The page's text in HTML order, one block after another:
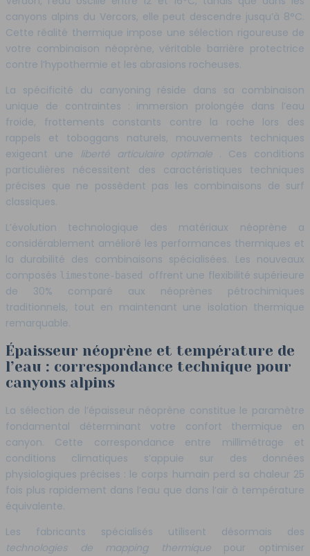
canyons alpins du Vercors, elle peut descendre jusqu’à 8°C.
Cette réalité thermique impose une sélection rigoureuse de
votre combinaison néoprène, véritable barrière protectrice
contre l’hypothermie et les abrasions rocheuses.
La spécificité du canyoning réside dans sa combinaison
unique de contraintes : immersion prolongée dans l’eau
froide, frottements constants contre la roche lors des
rappels et toboggans naturels, mouvements techniques
exigeant une liberté articulaire optimale . Ces conditions
particulières nécessitent des caractéristiques techniques
précises que ne possèdent pas les combinaisons de surf
classiques.
L’évolution technologique des matériaux néoprène a
considérablement amélioré les performances thermiques et
la durabilité des combinaisons spécialisées. Les nouveaux
composés limestone-based offrent une flexibilité supérieure
de 30% comparé aux néoprènes pétrochimiques
traditionnels, tout en maintenant une isolation thermique
remarquable.
Épaisseur néoprène et température de
l’eau : correspondance technique pour
canyons alpins
La sélection de l’épaisseur néoprène constitue le paramètre
fondamental déterminant votre confort thermique en
canyon. Cette correspondance entre millimétrage et
conditions climatiques s’appuie sur des données
physiologiques précises : le corps humain perd sa chaleur 25
fois plus rapidement dans l’eau que dans l’air à température
équivalente.
Les fabricants spécialisés utilisent désormais des
technologies de mapping thermique pour optimiser